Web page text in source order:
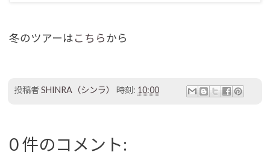
冬のツアーはこちらから
投稿者SHINRA（シンラ） 時刻: 10:00
0 件のコメント: